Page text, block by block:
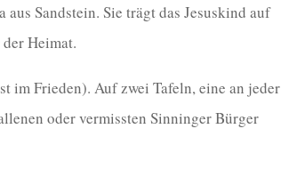
Sandstein. Sie trägt das Jesuskind auf
Heimat.
im Frieden). Auf zwei Tafeln, eine an jeder
oder vermissten Sinninger Bürger